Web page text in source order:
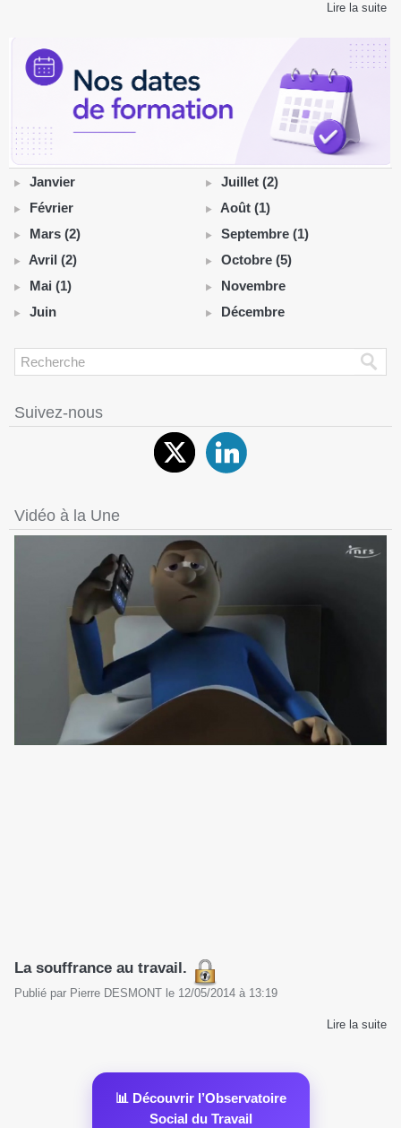
Lire la suite
Janvier
Février
Mars (2)
Avril (2)
Mai (1)
Juin
Juillet (2)
Août (1)
Septembre (1)
Octobre (5)
Novembre
Décembre
Suivez-nous
Vidéo à la Une
La souffrance au travail.
Publié par Pierre DESMONT le 12/05/2014 à 13:19
Lire la suite
📊 Découvrir l’Observatoire
Social du Travail